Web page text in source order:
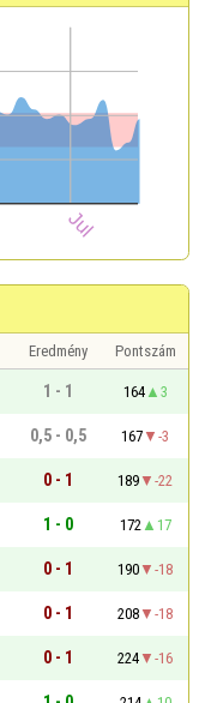
Eredmény
Pontszám
1 - 1 164
3
0,5 - 0,5 167
-3
0 - 1 189
-22
1 - 0 172
17
0 - 1 190
-18
0 - 1 208
-18
0 - 1 224
-16